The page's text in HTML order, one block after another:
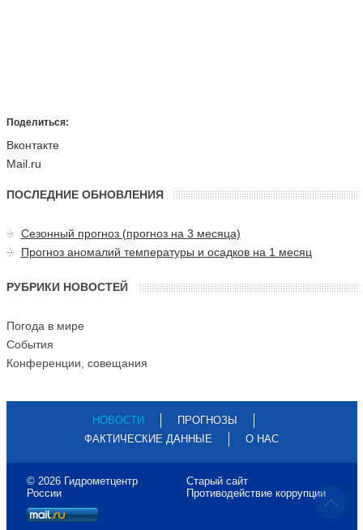
Поделиться:
Вконтакте
Mail.ru
ПОСЛЕДНИЕ ОБНОВЛЕНИЯ
Сезонный прогноз (прогноз на 3 месяца)
Прогноз аномалий температуры и осадков на 1 месяц
РУБРИКИ НОВОСТЕЙ
Погода в мире
События
Конференции, совещания
НОВОСТИ
ПРОГНОЗЫ
ФАКТИЧЕСКИЕ ДАННЫЕ
О НАС
© 2026 Гидрометцентр
России
Старый сайт
Противодействие коррупции